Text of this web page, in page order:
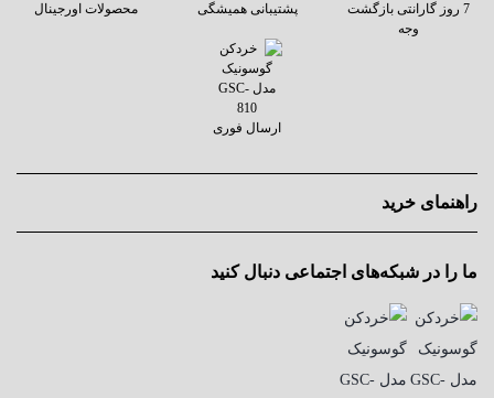
7 روز گارانتی بازگشت
وجه
پشتیبانی همیشگی محصولات اورجینال
ارسال فوری
راهنمای خرید
ما را در شبکه‌های اجتماعی دنبال کنید